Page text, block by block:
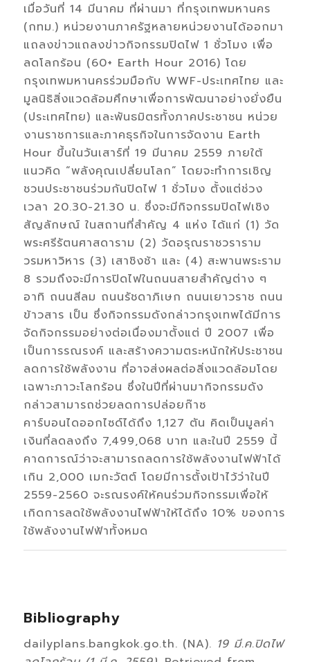
เมื่อวันที่ 14 มีนาคม ที่ผ่านมา ที่กรุงเทพมหานคร
(กทม.) หน่วยงานภาครัฐหลายหน่วยงานได้ออกมา
แถลงข่าวแถลงข่าวกิจกรรมปิดไฟ 1 ชั่วโมง เพื่อ
ลดโลกร้อน (60+ Earth Hour 2016) โดย
กรุงเทพมหานครร่วมมือกับ WWF-ประเทศไทย และ
มูลนิธิสิ่งแวดล้อมศึกษาเพื่อการพัฒนาอย่างยั่งยืน
(ประเทศไทย) และพันธมิตรทั้งภาคประชาชน หน่วย
งานราชการและภาคธุรกิจในการจัดงาน Earth
Hour ขึ้นในวันเสาร์ที่ 19 มีนาคม 2559 ภายใต้
แนวคิด “พลังคุณเปลี่ยนโลก” โดยจะทำการเชิญ
ชวนประชาชนร่วมกันปิดไฟ 1 ชั่วโมง ตั้งแต่ช่วง
เวลา 20.30-21.30 น. ซึ่งจะมีกิจกรรมปิดไฟเชิง
สัญลักษณ์ ในสถานที่สำคัญ 4 แห่ง ได้แก่ (1) วัด
พระศรีรัตนศาสดาราม (2) วัดอรุณราชวราราม
วรมหาวิหาร (3) เสาชิงช้า และ (4) สะพานพระราม
8 รวมถึงจะมีการปิดไฟในถนนสายสำคัญต่าง ๆ
อาทิ ถนนสีลม ถนนรัชดาภิเษก ถนนเยาวราช ถนน
ข้าวสาร เป็น ซึ่งกิจกรรมดังกล่าวกรุงเทพได้มีการ
จัดกิจกรรมอย่างต่อเนื่องมาตั้งแต่ ปี 2007 เพื่อ
เป็นการรณรงค์ และสร้างความตระหนักให้ประชาชน
ลดการใช้พลังงาน ที่อาจส่งผลต่อสิ่งแวดล้อมโดย
เฉพาะภาวะโลกร้อน ซึ่งในปีที่ผ่านมากิจกรรมดัง
กล่าวสามารถช่วยลดการปล่อยก๊าซ
คาร์บอนไดออกไซด์ได้ถึง 1,127 ตัน คิดเป็นมูลค่า
เงินที่ลดลงถึง 7,499,068 บาท และในปี 2559 นี้
คาดการณ์ว่าจะสามารถลดการใช้พลังงานไฟฟ้าได้
เกิน 2,000 เมกะวัตต์ โดยมีการตั้งเป้าไว้ว่าในปี
2559-2560 จะรณรงค์ให้คนร่วมกิจกรรมเพื่อให้
เกิดการลดใช้พลังงานไฟฟ้าให้ได้ถึง 10% ของการ
ใช้พลังงานไฟฟ้าทั้งหมด
Bibliography
dailyplans.bangkok.go.th. (NA). 19 มี.ค.ปิดไฟ